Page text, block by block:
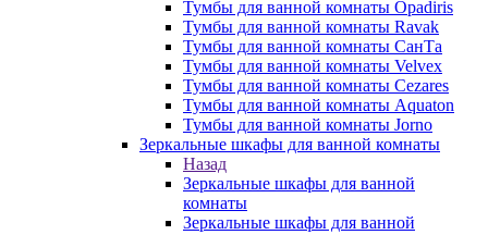
Тумбы для ванной комнаты Opadiris
Тумбы для ванной комнаты Ravak
Тумбы для ванной комнаты СанТа
Тумбы для ванной комнаты Velvex
Тумбы для ванной комнаты Cezares
Тумбы для ванной комнаты Aquaton
Тумбы для ванной комнаты Jorno
Зеркальные шкафы для ванной комнаты
Назад
Зеркальные шкафы для ванной
комнаты
Зеркальные шкафы для ванной